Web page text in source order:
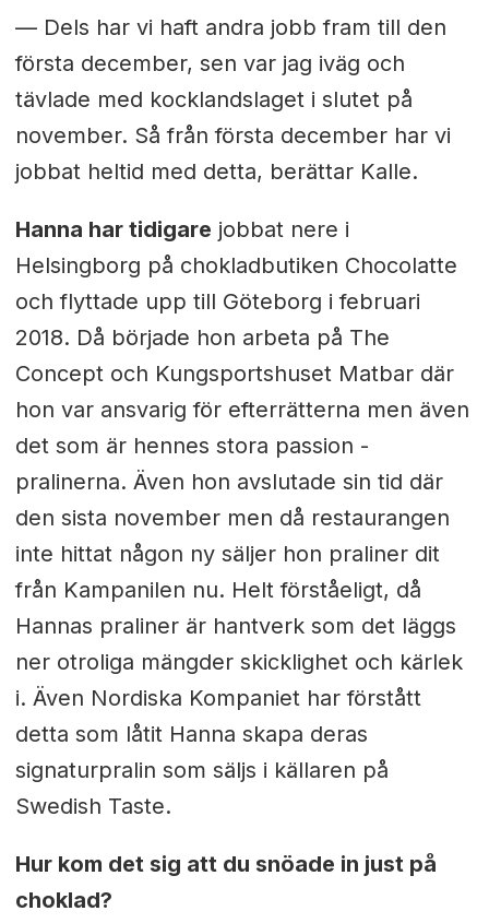
— Dels har vi haft andra jobb fram till den
första december, sen var jag iväg och
tävlade med kocklandslaget i slutet på
november. Så från första december har vi
jobbat heltid med detta, berättar Kalle.
Hanna har tidigare jobbat nere i
Helsingborg på chokladbutiken Chocolatte
och flyttade upp till Göteborg i februari
2018. Då började hon arbeta på The
Concept och Kungsportshuset Matbar där
hon var ansvarig för efterrätterna men även
det som är hennes stora passion -
pralinerna. Även hon avslutade sin tid där
den sista november men då restaurangen
inte hittat någon ny säljer hon praliner dit
från Kampanilen nu. Helt förståeligt, då
Hannas praliner är hantverk som det läggs
ner otroliga mängder skicklighet och kärlek
i. Även Nordiska Kompaniet har förstått
detta som låtit Hanna skapa deras
signaturpralin som säljs i källaren på
Swedish Taste.
Hur kom det sig att du snöade in just på
choklad?